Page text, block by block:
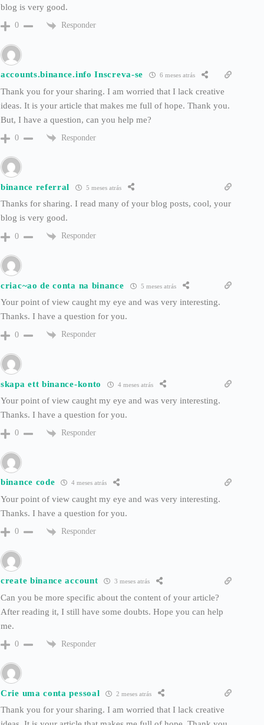
blog is very good.
0 Responder
accounts.binance.info Inscreva-se 6 meses atrás
Thank you for your sharing. I am worried that I lack creative
ideas. It is your article that makes me full of hope. Thank you.
But, I have a question, can you help me?
0 Responder
binance referral 5 meses atrás
Thanks for sharing. I read many of your blog posts, cool, your
blog is very good.
0 Responder
criac~ao de conta na binance 5 meses atrás
Your point of view caught my eye and was very interesting.
Thanks. I have a question for you.
0 Responder
skapa ett binance-konto 4 meses atrás
Your point of view caught my eye and was very interesting.
Thanks. I have a question for you.
0 Responder
binance code 4 meses atrás
Your point of view caught my eye and was very interesting.
Thanks. I have a question for you.
0 Responder
create binance account 3 meses atrás
Can you be more specific about the content of your article?
After reading it, I still have some doubts. Hope you can help
me.
0 Responder
Crie uma conta pessoal 2 meses atrás
Thank you for your sharing. I am worried that I lack creative